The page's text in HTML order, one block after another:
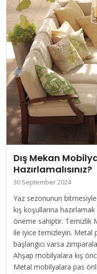
Dış Mekan
Hazırlamalısınız?
30 September 2024
Yaz sezonunun bitmesiyle
kış koşullarına
öneme sahiptir. Temizlik
ile iyice temizleyin. Metal
başlangıcı varsa
Ahşap mobilyalara kış
Metal mobilyalara pas